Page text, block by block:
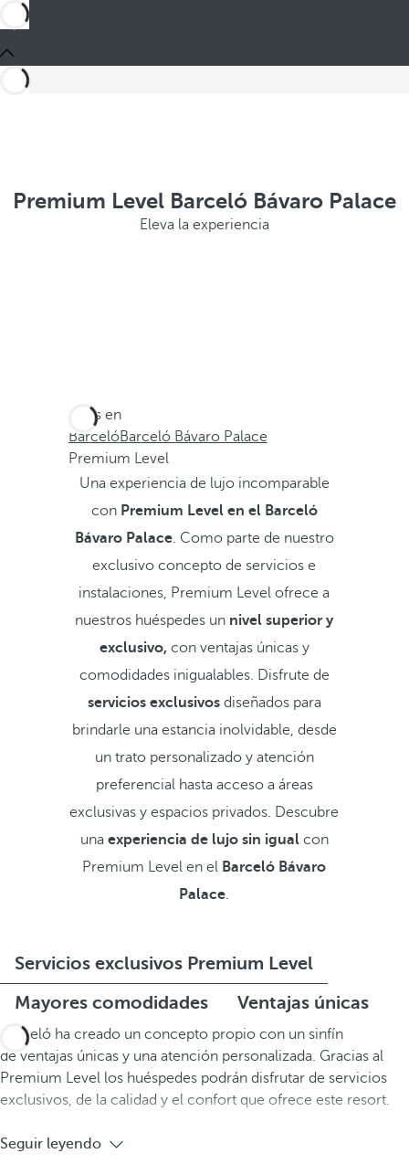
Premium Level Barceló Bávaro Palace
Eleva la experiencia
Estás en
BarcelóBarceló Bávaro Palace
Premium Level
Una experiencia de lujo incomparable
conPremium Level en el Barceló
Bávaro Palace. Como parte de nuestro
exclusivo concepto de servicios e
instalaciones, Premium Level ofrece a
nuestros huéspedes un nivel superior y
exclusivo,con ventajas únicas y
comodidades inigualables. Disfrute de
servicios exclusivosdiseñados para
brindarle una estancia inolvidable, desde
un trato personalizado y atención
preferencial hasta acceso a áreas
exclusivas y espacios privados. Descubre
una experiencia de lujo sin igualcon
Premium Level en el Barceló Bávaro
Palace.
Servicios exclusivos Premium Level
Mayores comodidades
Ventajas únicas
Barceló ha creado un concepto propio con un sinfín
de ventajas únicas y una atención personalizada. Gracias al
Premium Level los huéspedes podrán disfrutar de servicios
exclusivos, de la calidad y el confort que ofrece este resort.
Seguir leyendo